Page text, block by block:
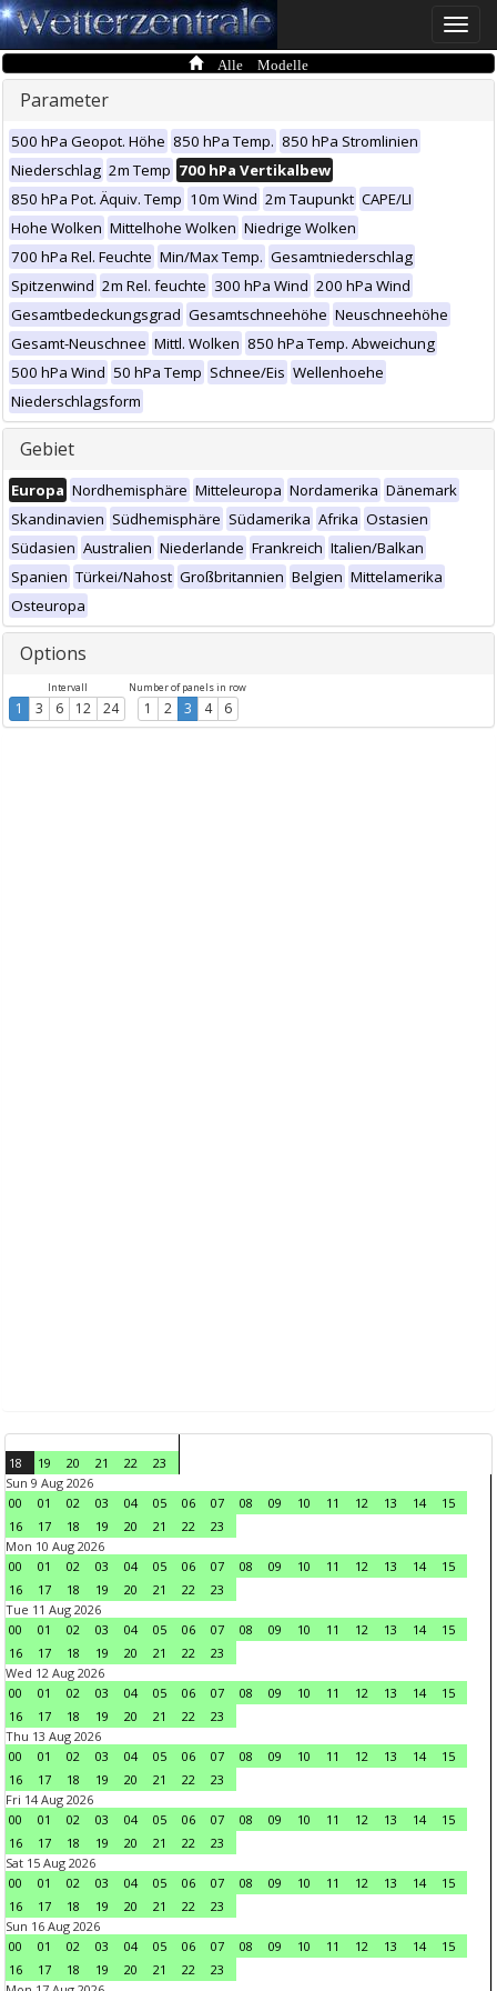
Toggle
Alle Modelle
Parameter
500 hPa Geopot. Höhe 850 hPa Temp. 850 hPa Stromlinien
Niederschlag 2m Temp 700 hPa Vertikalbew
850 hPa Pot. Äquiv. Temp 10m Wind 2m Taupunkt CAPE/LI
Hohe Wolken Mittelhohe Wolken Niedrige Wolken
700 hPa Rel. Feuchte Min/Max Temp. Gesamtniederschlag
Spitzenwind 2m Rel. feuchte 300 hPa Wind 200 hPa Wind
Gesamtbedeckungsgrad Gesamtschneehöhe Neuschneehöhe
Gesamt-Neuschnee Mittl. Wolken 850 hPa Temp. Abweichung
500 hPa Wind 50 hPa Temp Schnee/Eis Wellenhoehe
Niederschlagsform
Gebiet
Europa Nordhemisphäre Mitteleuropa Nordamerika Dänemark
Skandinavien Südhemisphäre Südamerika Afrika Ostasien
Südasien Australien Niederlande Frankreich Italien/Balkan
Spanien Türkei/Nahost Großbritannien Belgien Mittelamerika
Osteuropa
Options
Intervall
1 3 6 12 24
Number of panels in row
1 2 3 4 6
18 19 20 21 22
23
Sun 9 Aug 2026
00
01 02 03 04 05 06 07 08 09 10 11 12 13 14
15
16
17 18 19 20 21 22
23
Mon 10 Aug 2026
00
01 02 03 04 05 06 07 08 09 10 11 12 13 14
15
16
17 18 19 20 21 22
23
Tue 11 Aug 2026
00
01 02 03 04 05 06 07 08 09 10 11 12 13 14
15
16
17 18 19 20 21 22
23
Wed 12 Aug 2026
00
01 02 03 04 05 06 07 08 09 10 11 12 13 14
15
16
17 18 19 20 21 22
23
Thu 13 Aug 2026
00
01 02 03 04 05 06 07 08 09 10 11 12 13 14
15
16
17 18 19 20 21 22
23
Fri 14 Aug 2026
00
01 02 03 04 05 06 07 08 09 10 11 12 13 14
15
16
17 18 19 20 21 22
23
Sat 15 Aug 2026
00
01 02 03 04 05 06 07 08 09 10 11 12 13 14
15
16
17 18 19 20 21 22
23
Sun 16 Aug 2026
00
01 02 03 04 05 06 07 08 09 10 11 12 13 14
15
16
17 18 19 20 21 22
23